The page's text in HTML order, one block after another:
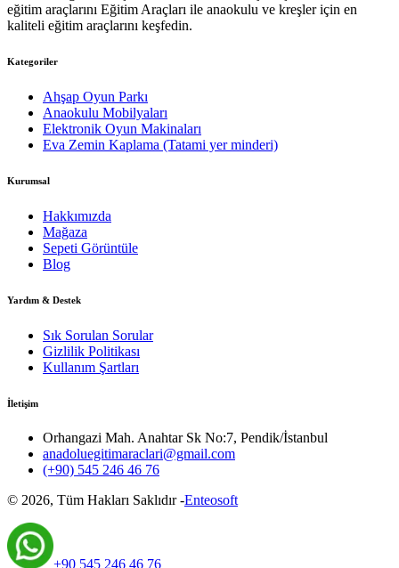
eğitim araçlarını Eğitim Araçları ile anaokulu ve kreşler için en
kaliteli eğitim araçlarını keşfedin.
Kategoriler
Ahşap Oyun Parkı
Anaokulu Mobilyaları
Elektronik Oyun Makinaları
Eva Zemin Kaplama (Tatami yer minderi)
Kurumsal
Hakkımızda
Mağaza
Sepeti Görüntüle
Blog
Yardım & Destek
Sık Sorulan Sorular
Gizlilik Politikası
Kullanım Şartları
İletişim
Orhangazi Mah. Anahtar Sk No:7, Pendik/İstanbul
anadoluegitimaraclari@gmail.com
(+90) 545 246 46 76
© 2026, Tüm Hakları Saklıdır -Enteosoft
+90 545 246 46 76